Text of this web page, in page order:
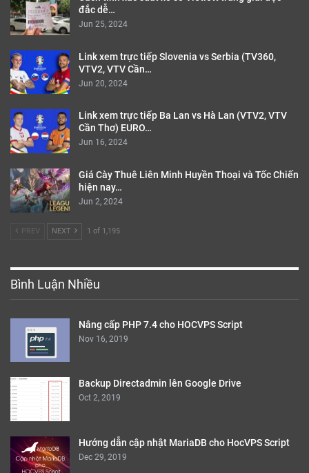
đắc dễ…
Jun 25, 2024
Link xem trực tiếp Slovenia vs Serbia (TV360,
VTV2, VTV Cần…
Jun 20, 2024
Link xem trực tiếp Ba Lan vs Hà Lan (VTV2, VTV
Cần Thơ) EURO…
Jun 16, 2024
Giá Cày Thuê Liên Minh Huyền Thoại và Tốc Chiến
hiện nay…
Jun 2, 2024
PREV NEXT 1 of 1,195
Bình Luận Nhiều
Nâng cấp PHP 7.4 cho HOCVPS Script
Nov 16, 2019
Backup Directadmin lên Google Drive
Oct 2, 2019
Hướng dẫn cập nhật MariaDB cho HocVPS Script
Dec 29, 2019